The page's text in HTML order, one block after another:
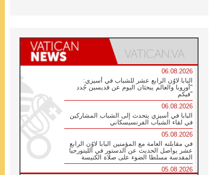
06.08.2026
البابا لاوُن الرابع عشر للشباب في أسيزي:
"أوروبا والعالم يبحثان اليوم عن قديسين جُدد
فيكم"
06.08.2026
البابا في أسيزي يتحدث إلى الشباب المشاركين
في لقاء الشباب الفرنسيسكاني
05.08.2026
في مقابلته العامة مع المؤمنين البابا لاوُن الرابع
عشر يواصل الحديث عن الدستور في الليتورجيا
المقدسة مسلطا الضوء على صلاة الكنيسة
05.08.2026